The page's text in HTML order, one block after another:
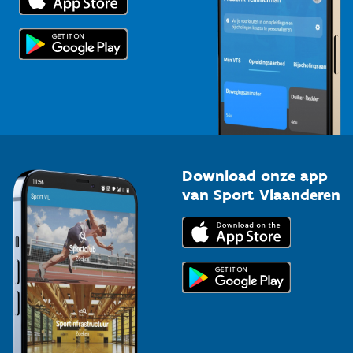
Topsporters
Download onze app
van Sport Vlaanderen